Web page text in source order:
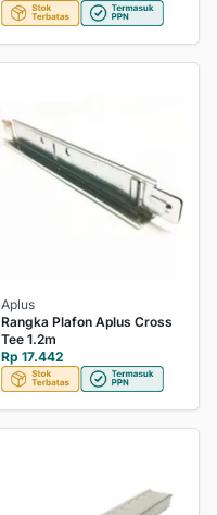
Aplus
Rangka Plafon Aplus Cross
Tee 1.2m
Rp 17.442